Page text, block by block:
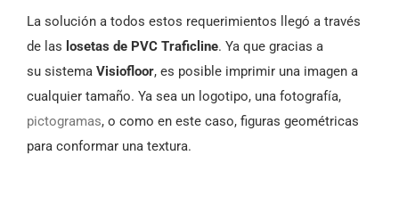
La solución a todos estos requerimientos llegó a través
de las losetas de PVC Traficline. Ya que gracias a
su sistema Visiofloor, es posible imprimir una imagen a
cualquier tamaño. Ya sea un logotipo, una fotografía,
pictogramas, o como en este caso, figuras geométricas
para conformar una textura.